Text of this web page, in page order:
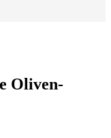
Oliven-